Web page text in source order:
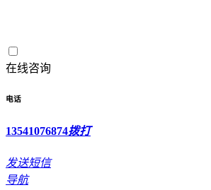
在线咨询
电话
13541076874拨打
发送短信
导航